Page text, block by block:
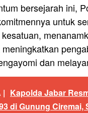
bersejarah ini,
untuk
dan
| Kapolda Jabar
di Gunung Ciremai,